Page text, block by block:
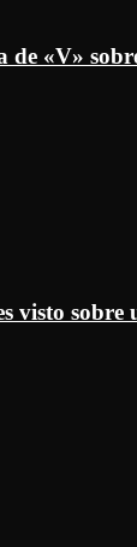
«V»
visto